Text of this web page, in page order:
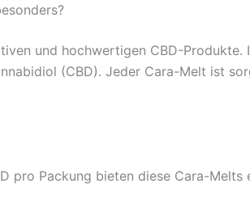
und hochwertigen CBD-Produkte.
(CBD). Jeder Cara-Melt ist
pro Packung bieten diese Cara-